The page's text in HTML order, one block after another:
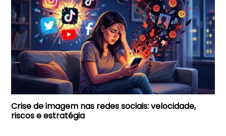
Crise de imagem nas redes sociais: velocidade,
riscos e estratégia